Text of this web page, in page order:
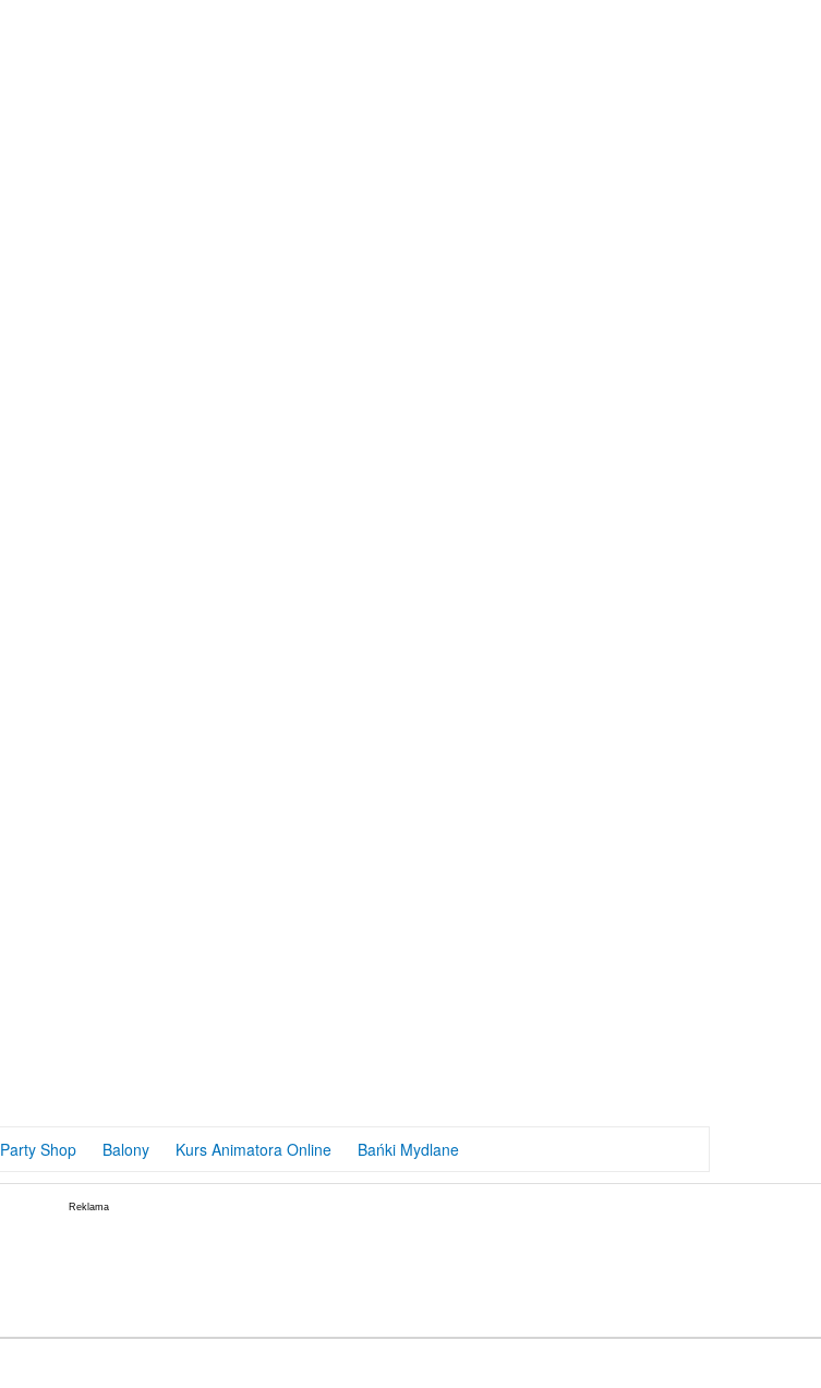
Party Shop Balony Kurs Animatora Online Bańki Mydlane